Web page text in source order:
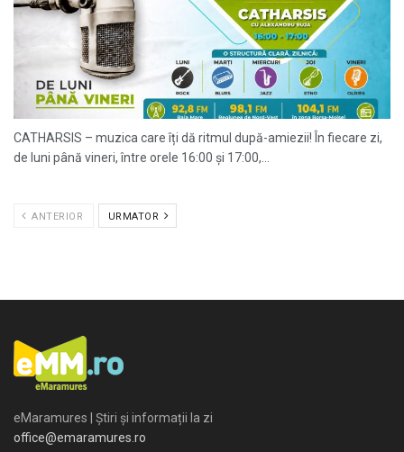
CATHARSIS – muzica care îți dă ritmul după-amiezii! În fiecare zi,
de luni până vineri, între orele 16:00 și 17:00,...
ANTERIOR URMATOR
eMaramures | Știri și informații la zi
office@emaramures.ro